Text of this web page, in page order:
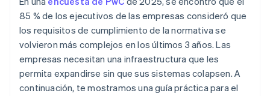
85 % de los ejecutivos de las empresas consideró que
los requisitos de cumplimiento de la normativa se
volvieron más complejos en los últimos 3 años. Las
empresas necesitan una infraestructura que les
permita expandirse sin que sus sistemas colapsen. A
continuación, te mostramos una guía práctica para el